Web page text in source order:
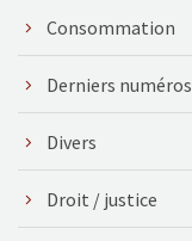
Consommation
Derniers numéros
Divers
Droit / justice